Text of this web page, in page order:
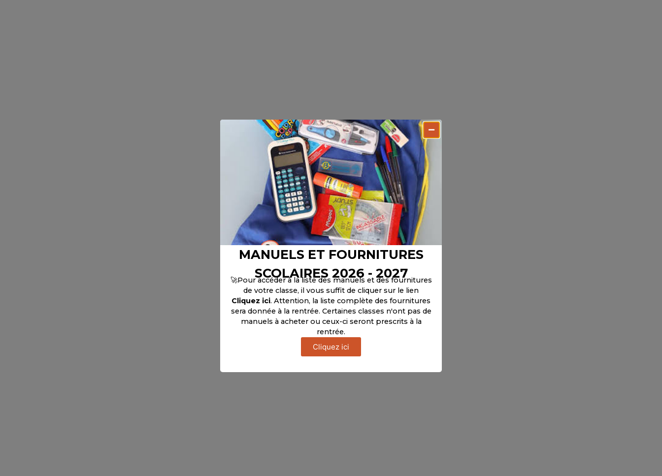
MANUELS ET FOURNITURES
SCOLAIRES 2026 - 2027
🚀Pour accéder à la liste des manuels et des fournitures
de votre classe, il vous suffit de cliquer sur le lien
Cliquez ici. Attention, la liste complète des fournitures
sera donnée à la rentrée. Certaines classes n'ont pas de
manuels à acheter ou ceux-ci seront prescrits à la
rentrée.
Cliquez ici